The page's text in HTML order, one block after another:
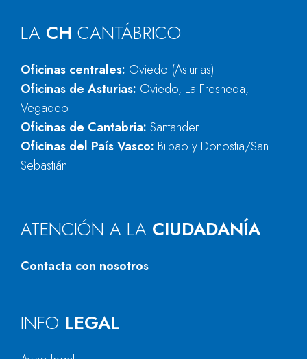
LA CH CANTÁBRICO
Oficinas centrales: Oviedo (Asturias)
Oficinas de Asturias: Oviedo, La Fresneda,
Vegadeo
Oficinas de Cantabria: Santander
Oficinas del País Vasco: Bilbao y Donostia/San
Sebastián
ATENCIÓN A LA CIUDADANÍA
Contacta con nosotros
INFO LEGAL